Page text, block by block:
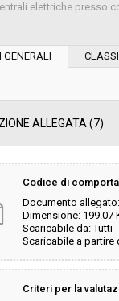
elettriche presso
fase di
fase di esecuzione:
ALLEGATA (7)
Codice di
Documento allegato:
Dimensione: 199.07
Scaricabile da: Tutti
Scaricabile a partire
Criteri per la